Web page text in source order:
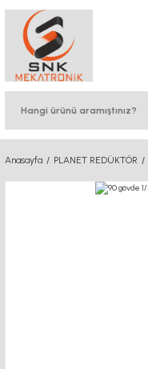
Anasayfa PLANET REDÜKTÖR